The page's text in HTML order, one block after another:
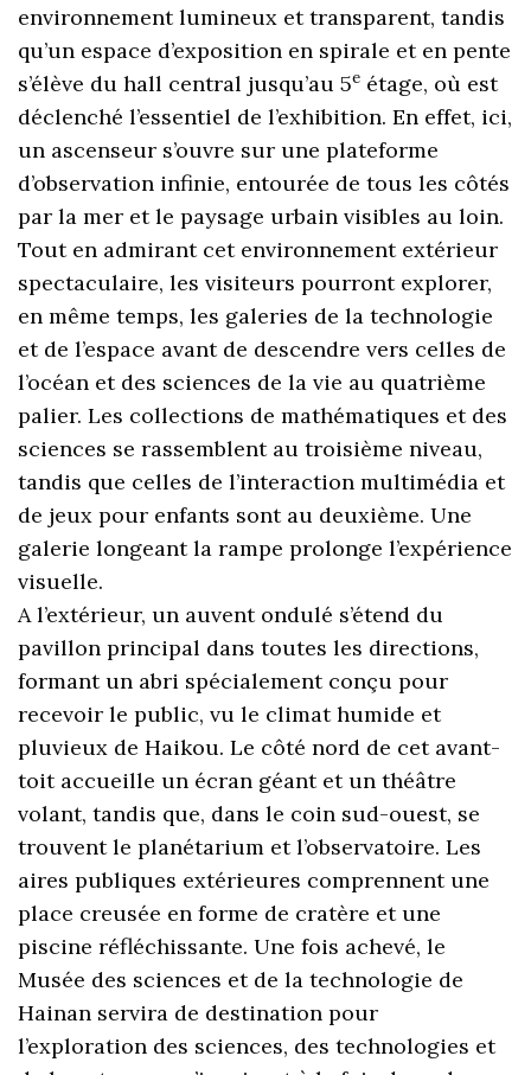
environnement lumineux et transparent, tandis
qu’un espace d’exposition en spirale et en pente
s’élève du hall central jusqu’au 5e étage, où est
déclenché l’essentiel de l’exhibition. En effet, ici,
un ascenseur s’ouvre sur une plateforme
d’observation infinie, entourée de tous les côtés
par la mer et le paysage urbain visibles au loin.
Tout en admirant cet environnement extérieur
spectaculaire, les visiteurs pourront explorer,
en même temps, les galeries de la technologie
et de l’espace avant de descendre vers celles de
l’océan et des sciences de la vie au quatrième
palier. Les collections de mathématiques et des
sciences se rassemblent au troisième niveau,
tandis que celles de l’interaction multimédia et
de jeux pour enfants sont au deuxième. Une
galerie longeant la rampe prolonge l’expérience
visuelle.
A l’extérieur, un auvent ondulé s’étend du
pavillon principal dans toutes les directions,
formant un abri spécialement conçu pour
recevoir le public, vu le climat humide et
pluvieux de Haikou. Le côté nord de cet avant-
toit accueille un écran géant et un théâtre
volant, tandis que, dans le coin sud-ouest, se
trouvent le planétarium et l’observatoire. Les
aires publiques extérieures comprennent une
place creusée en forme de cratère et une
piscine réfléchissante. Une fois achevé, le
Musée des sciences et de la technologie de
Hainan servira de destination pour
l’exploration des sciences, des technologies et